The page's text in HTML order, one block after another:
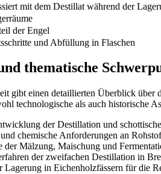
mit dem Destillat während der
der Engel
und Abfüllung in Flaschen
thematische
gibt einen detaillierten Überblick über
technologische als auch historische
der Destillation und
chemische Anforderungen an
der Mälzung, Maischung und
der zweifachen Destillation in
Lagerung in Eichenholzfässern für die